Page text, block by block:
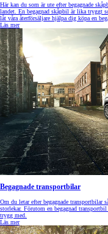
Här kan du som är ute efter begagnade
landet. En begagnad skåpbil är lika
låt våra återförsäljare hjälpa dig köpa en
Läs mer
Begagnade transportbilar
Om du letar efter begagnade transportbilar
storlekar. Förutom en begagnad
trygg med.
Läs mer